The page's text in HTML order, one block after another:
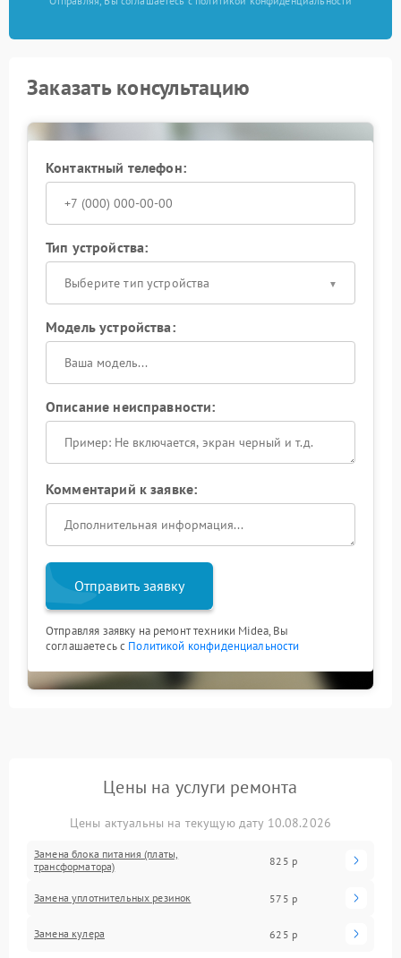
Заказать консультацию
Контактный телефон:
Тип устройства:
Выберите тип устройства
Модель устройства:
Описание неисправности:
Комментарий к заявке:
Отправить заявку
Отправляя заявку на ремонт техники Midea, Вы
соглашаетесь с Политикой конфиденциальности
Цены на услуги ремонта
Цены актуальны на текущую дату 10.08.2026
Замена блока питания (платы,
трансформатора)
825 р
Замена уплотнительных резинок 575 р
Замена кулера 625 р